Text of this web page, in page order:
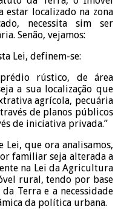
estar localizado na zona
necessita sim ser
Senão, vejamos:
Lei, definem-se:
rústico, de área
a sua localização que
agrícola, pecuária
de planos públicos
de iniciativa privada.”
Lei, que ora analisamos,
familiar seja alterada a
na Lei da Agricultura
rural, tendo por base
Terra e a necessidade
da política urbana.